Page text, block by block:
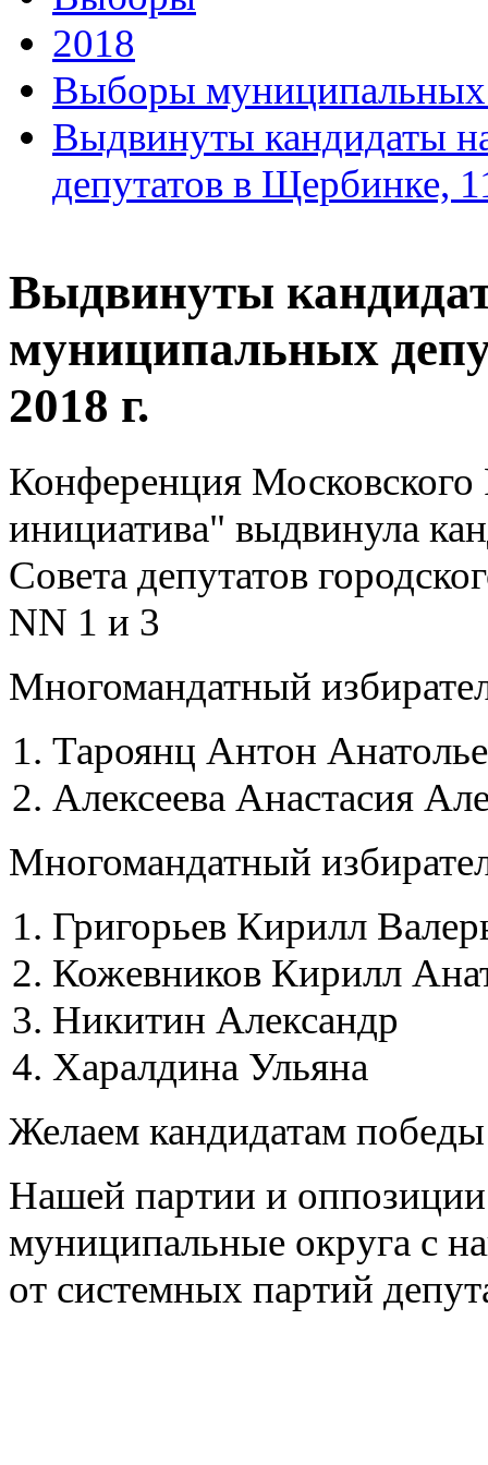
2018
Выборы муниципальных
Выдвинуты кандидаты
депутатов в Щербинке,
Выдвинуты
муниципальных
2018 г.
Конференция
инициатива" выдвинула
Совета депутатов
NN 1 и 3
Многомандатный
Тароянц Антон
Алексеева Анастасия
Многомандатный
Григорьев Кирилл
Кожевников Кирилл
Никитин Александр
Харалдина Ульяна
Желаем кандидатам
Нашей партии и
муниципальные округа с
от системных партий